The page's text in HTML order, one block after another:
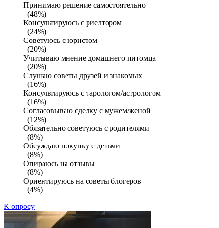
Принимаю решение самостоятельно
(48%)
Консультируюсь с риелтором
(24%)
Советуюсь с юристом
(20%)
Учитываю мнение домашнего питомца
(20%)
Слушаю советы друзей и знакомых
(16%)
Консультируюсь с тарологом/астрологом
(16%)
Согласовываю сделку с мужем/женой
(12%)
Обязательно советуюсь с родителями
(8%)
Обсуждаю покупку с детьми
(8%)
Опираюсь на отзывы
(8%)
Ориентируюсь на советы блогеров
(4%)
К опросу